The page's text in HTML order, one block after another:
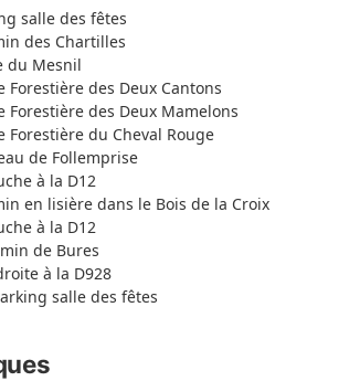
salle des fêtes
des Chartilles
du Mesnil
des Deux Cantons
des Deux Mamelons
du Cheval Rouge
de Follemprise
à la D12
en lisière dans le Bois de la Croix
à la D12
de Bures
à la D928
salle des fêtes